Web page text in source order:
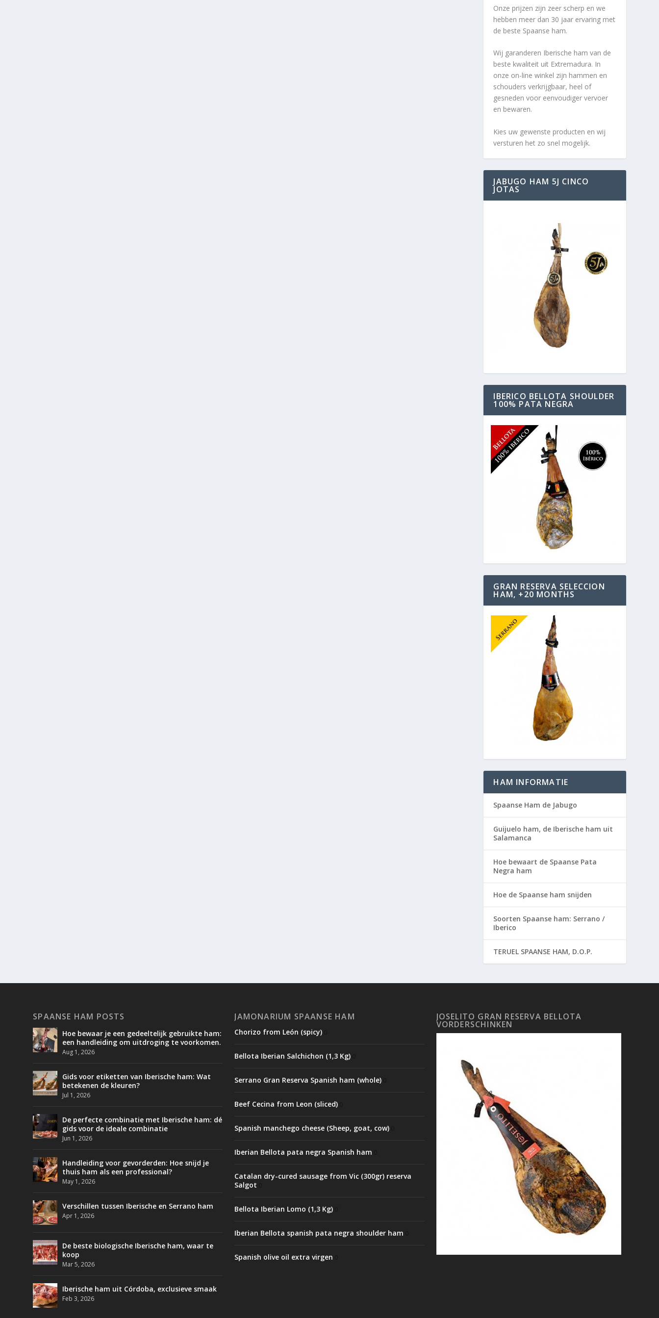
Onze prijzen zijn zeer scherp en we
hebben meer dan 30 jaar ervaring met
de beste Spaanse ham.
Wij garanderen Iberische ham van de
beste kwaliteit uit Extremadura. In
onze on-line winkel zijn hammen en
schouders verkrijgbaar, heel of
gesneden voor eenvoudiger vervoer
en bewaren.
Kies uw gewenste producten en wij
versturen het zo snel mogelijk.
JABUGO HAM 5J CINCO
JOTAS
IBERICO BELLOTA SHOULDER
100% PATA NEGRA
GRAN RESERVA SELECCION
HAM, +20 MONTHS
HAM INFORMATIE
Spaanse Ham de Jabugo
Guijuelo ham, de Iberische ham uit
Salamanca
Hoe bewaart de Spaanse Pata
Negra ham
Hoe de Spaanse ham snijden
Soorten Spaanse ham: Serrano /
Iberico
TERUEL SPAANSE HAM, D.O.P.
SPAANSE HAM POSTS
Hoe bewaar je een gedeeltelijk gebruikte ham:
een handleiding om uitdroging te voorkomen.
Aug 1, 2026
Gids voor etiketten van Iberische ham: Wat
betekenen de kleuren?
Jul 1, 2026
De perfecte combinatie met Iberische ham: dé
gids voor de ideale combinatie
Jun 1, 2026
Handleiding voor gevorderden: Hoe snijd je
thuis ham als een professional?
May 1, 2026
Verschillen tussen Iberische en Serrano ham
Apr 1, 2026
De beste biologische Iberische ham, waar te
koop
Mar 5, 2026
Iberische ham uit Córdoba, exclusieve smaak
Feb 3, 2026
JAMONARIUM SPAANSE HAM
Chorizo from León (spicy)
Bellota Iberian Salchichon (1,3 Kg)
Serrano Gran Reserva Spanish ham (whole)
Beef Cecina from Leon (sliced)
Spanish manchego cheese (Sheep, goat, cow)
Iberian Bellota pata negra Spanish ham
Catalan dry-cured sausage from Vic (300gr) reserva
Salgot
Bellota Iberian Lomo (1,3 Kg)
Iberian Bellota spanish pata negra shoulder ham
Spanish olive oil extra virgen
JOSELITO GRAN RESERVA BELLOTA
VORDERSCHINKEN